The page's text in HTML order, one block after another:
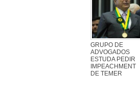
GRUPO DE
ADVOGADOS
ESTUDA PEDIR
IMPEACHMENT
DE TEMER